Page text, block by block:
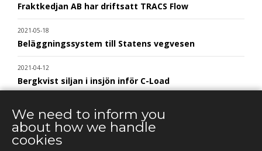
Fraktkedjan AB har driftsatt TRACS Flow
2021-05-18
Beläggningssystem till Statens vegvesen
2021-04-12
Bergkvist siljan i insjön inför C-Load
C-Load - utökat stöd för hållbara transporter
2021-03-29
We need to inform you
about how we handle
cookies